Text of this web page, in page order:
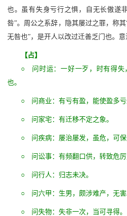
也。虽有失身亏行之惧，自无长傲遂
咎”。周公之系辞，隐其屡过之罪，称
无咎也”，是开人以改过迁善乏门也。意
【占】
○ 问时运：一好一歹，时有得失
也。
○ 问商业：有亏有盈，能使盈多亏
○ 问家宅：有迁移不定之象。
○ 问疾病：屡治屡发，虽危，可保
○ 问讼事：有频翻口供，转致危厉
○ 问行人：归志未决。
○ 问六甲：生男，颇涉难产，无害
○ 问失物：失非一次，当可寻得。